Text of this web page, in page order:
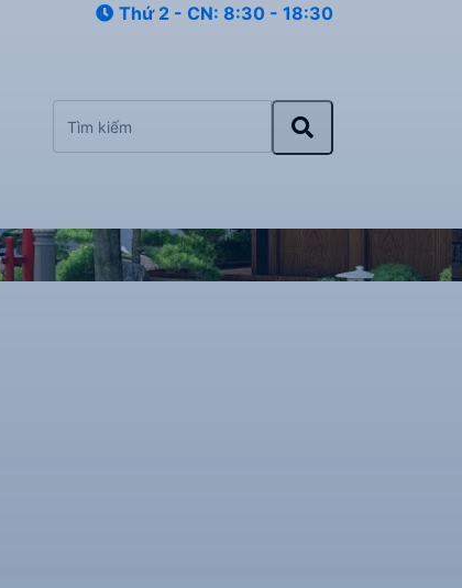
Thứ 2 - CN: 8:30 - 18:30